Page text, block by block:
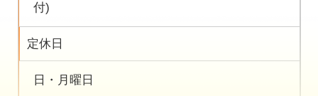
付)
定休日
日・月曜日